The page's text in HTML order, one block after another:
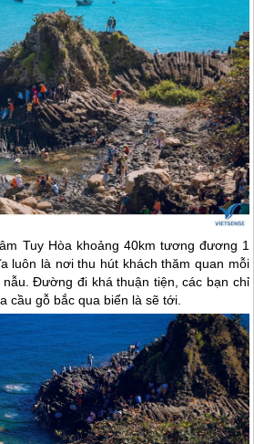
Tuy Hòa khoảng 40km tương đương 1
luôn là nơi thu hút khách thăm quan mỗi
Đường đi khá thuận tiện, các bạn chỉ
cầu gỗ bắc qua biển là sẽ tới.